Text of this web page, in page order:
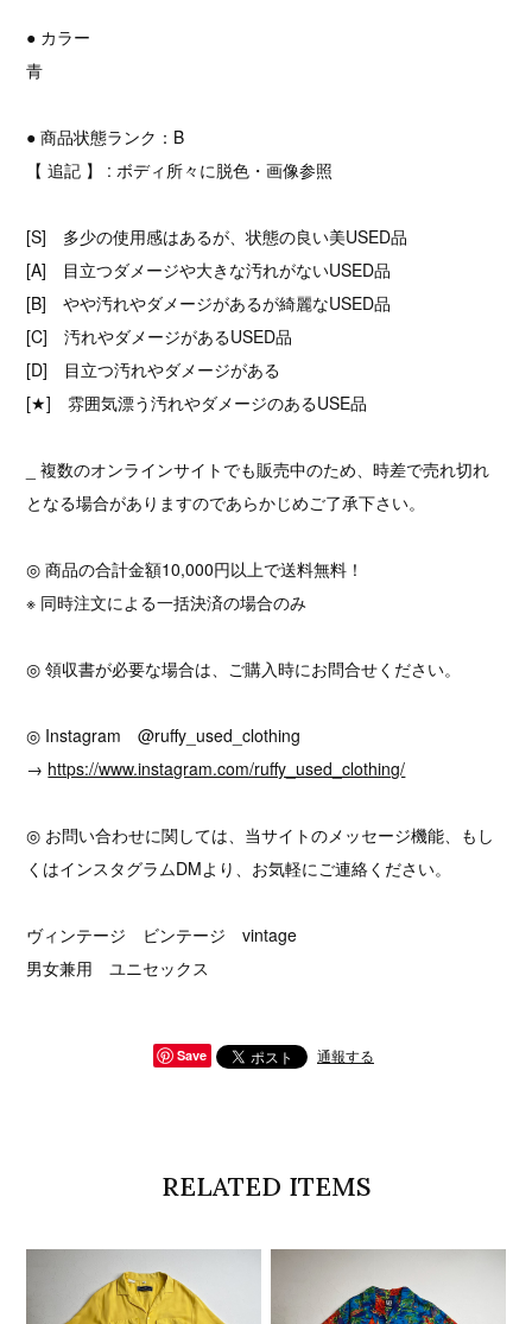
● カラー
青
● 商品状態ランク：B
【 追記 】 : ボディ所々に脱色・画像参照
[S] 多少の使用感はあるが、状態の良い美USED品
[A] 目立つダメージや大きな汚れがないUSED品
[B] やや汚れやダメージがあるが綺麗なUSED品
[C] 汚れやダメージがあるUSED品
[D] 目立つ汚れやダメージがある
[★] 雰囲気漂う汚れやダメージのあるUSE品
_ 複数のオンラインサイトでも販売中のため、時差で売れ切れ
となる場合がありますのであらかじめご了承下さい。
◎ 商品の合計金額10,000円以上で送料無料！
※ 同時注文による一括決済の場合のみ
◎ 領収書が必要な場合は、ご購入時にお問合せください。
◎ Instagram @ruffy_used_clothing
→ https://www.instagram.com/ruffy_used_clothing/
◎ お問い合わせに関しては、当サイトのメッセージ機能、もし
くはインスタグラムDMより、お気軽にご連絡ください。
ヴィンテージ ビンテージ vintage
男女兼用 ユニセックス
Save 通報する
RELATED ITEMS